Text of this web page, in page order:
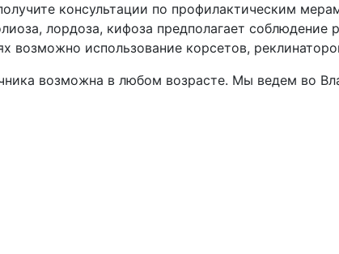
консультации по профилактическим
лордоза, кифоза предполагает
возможно использование корсетов,
возможна в любом возрасте. Мы ведем во